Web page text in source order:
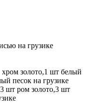
на грузике
золото,1 шт белый
песок на грузике
шт ром золото,3 шт